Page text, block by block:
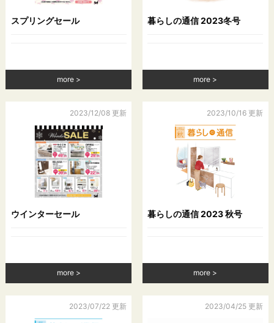
スプリングセール
more
暮らしの通信 2023冬号
more
2023/12/08 更新
ウインターセール
more
2023/10/16 更新
暮らしの通信 2023 秋号
more
2023/07/22 更新 2023/04/25 更新